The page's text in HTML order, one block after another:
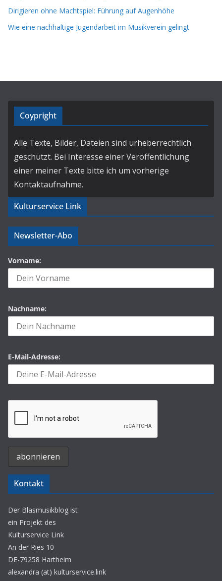
Dirigieren ohne Machtspiel: Führung auf Augenhöhe
Wie eine nachhaltige Jugendarbeit im Musikverein gelingt
Coypright
Alle Texte, Bilder, Dateien sind urheberrechtlich
geschützt. Bei Interesse einer Veröffentlichung
einer meiner Texte bitte ich um vorherige
Kontaktaufnahme.
Kulturservice Link
Newsletter-Abo
Vorname:
Nachname:
E-Mail-Adresse:
Kontakt
Der Blasmusikblog ist
ein Projekt des
Kulturservice Link
An der Ries 10
DE-79258 Hartheim
alexandra (at) kulturservice.link